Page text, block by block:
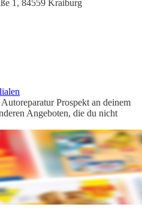
1, 84559 Kraiburg
Prospekt an deinem
Angeboten, die du nicht